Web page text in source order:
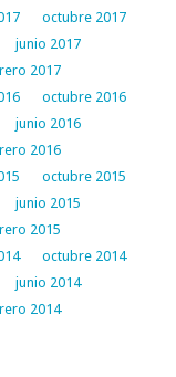
octubre 2017
junio 2017
2017
octubre 2016
junio 2016
2016
octubre 2015
junio 2015
2015
octubre 2014
junio 2014
2014